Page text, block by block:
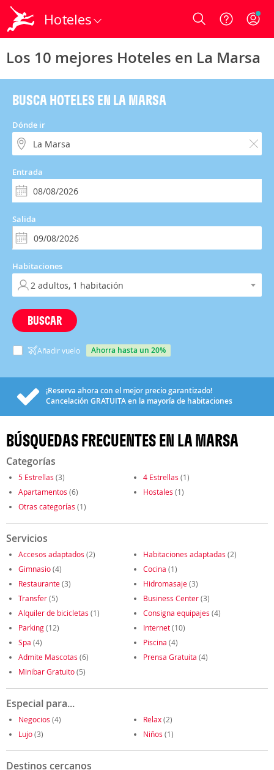
Hoteles Login
Los 10 mejores Hoteles en La Marsa
BUSCA HOTELES EN LA MARSA
Dónde ir
Entrada
Salida
Habitaciones
BUSCAR
Añadir vuelo ahorra hasta un 20%
¡Reserva ahora con el mejor precio garantizado!
Cancelación GRATUITAen la mayoría de habitaciones
BÚSQUEDAS FRECUENTES EN LA MARSA
Categorías
5 Estrellas (3) 4 Estrellas (1)
Apartamentos (6) Hostales (1)
Otras categorías (1)
Servicios
Accesos adaptados (2) Habitaciones adaptadas (2)
Gimnasio(4) Cocina (1)
Restaurante(3) Hidromasaje(3)
Transfer(5) Business Center(3)
Alquiler de bicicletas (1) Consigna equipajes (4)
Parking(12) Internet(10)
Spa (4) Piscina (4)
Admite Mascotas (6) Prensa Gratuita (4)
Minibar Gratuito(5)
Especial para...
Negocios (4) Relax(2)
Lujo(3) Niños (1)
Destinos cercanos